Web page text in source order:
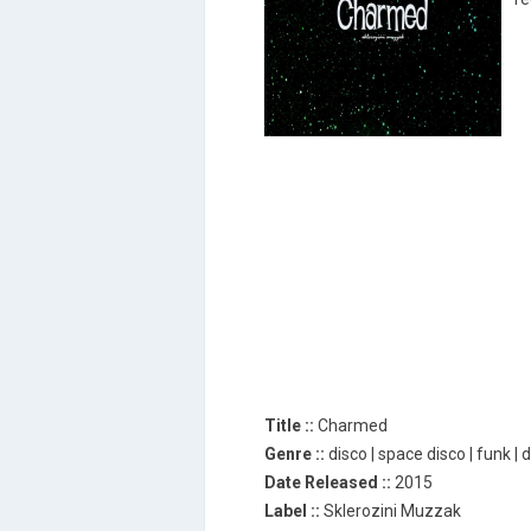
Title :: Charmed
Genre :: disco | space disco | funk |
Date Released :: 2015
Label :: Sklerozini Muzzak